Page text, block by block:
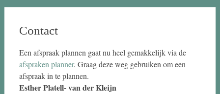
Contact
Een afspraak plannen gaat nu heel gemakkelijk via de
afspraken planner. Graag deze weg gebruiken om een
afspraak in te plannen.
Esther Platell- van der Kleijn